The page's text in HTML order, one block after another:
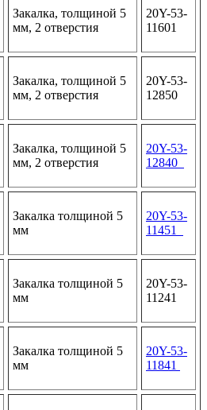
Закалка, толщиной 5
мм, 2 отверстия
20Y-53-
11601
Закалка, толщиной 5
мм, 2 отверстия
20Y-53-
12850
Закалка, толщиной 5
мм, 2 отверстия
20Y-53-
12840
Закалка толщиной 5
мм
20Y-53-
11451
Закалка толщиной 5
мм
20Y-53-
11241
Закалка толщиной 5
мм
20Y-53-
11841